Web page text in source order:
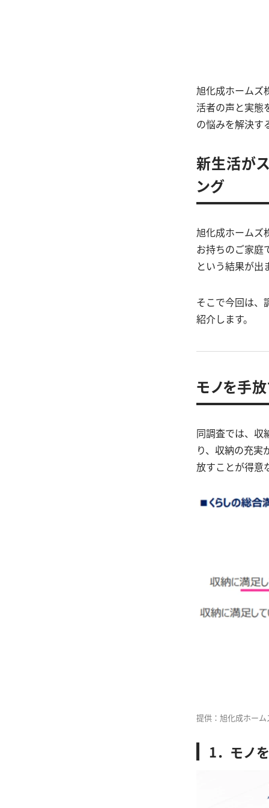
旭化成ホームズ
活者の声と実態
の悩みを解決す
新生活が
ング
旭化成ホームズ
お持ちのご家庭
という結果が出
そこで今回は、
紹介します。
モノを手
同調査では、収
り、収納の充実
放すことが得意
提供：旭化成ホー
1．モノ